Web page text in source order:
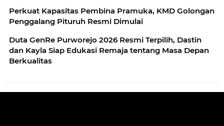
Perkuat Kapasitas Pembina Pramuka, KMD Golongan
Penggalang Pituruh Resmi Dimulai
Duta GenRe Purworejo 2026 Resmi Terpilih, Dastin
dan Kayla Siap Edukasi Remaja tentang Masa Depan
Berkualitas